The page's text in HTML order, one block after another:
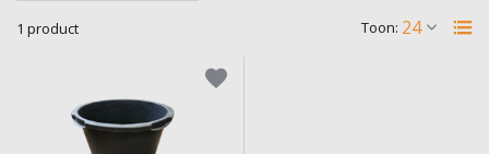
1 product Toon: